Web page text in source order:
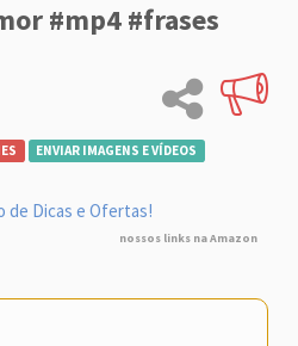
#mp4 #frases
ENVIAR IMAGENS E VÍDEOS
de Dicas e Ofertas!
nossos links na Amazon